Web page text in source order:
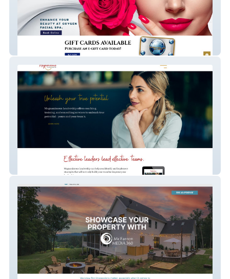
Oxygen Facial Spa
Magnanimous Leader